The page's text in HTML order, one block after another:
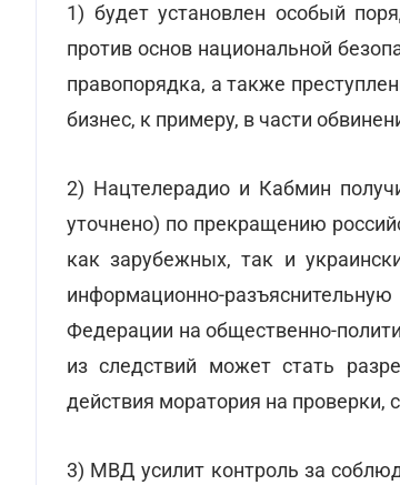
1) будет установлен особый
против основ национальной
правопорядка, а также
бизнес, к примеру, в части
2) Нацтелерадио и Кабмин
уточнено) по прекращению
как зарубежных, так и
информационно-
Федерации на общественно-
из следствий может стать
действия моратория на проверки,
3) МВД усилит контроль за